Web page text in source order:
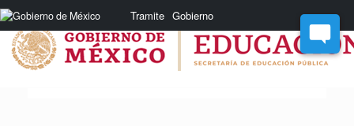
Nota:
este
sitio
web
incluye
Tramite Gobierno
Saltar
al
contenido